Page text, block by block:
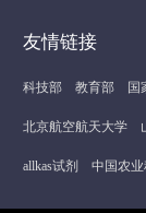
友情链接
科技部 教育部 国
北京航空航天大学
allkas试剂 中国农